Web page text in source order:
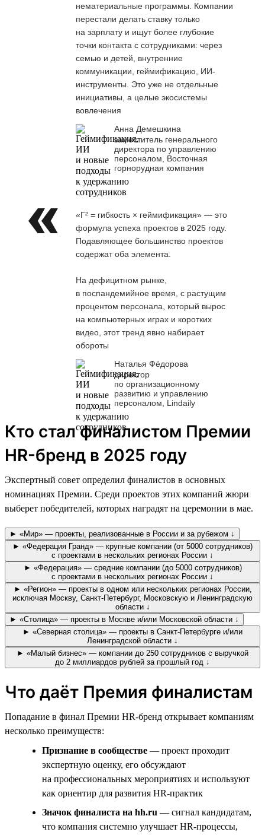
нематериальные программы. Компании
перестали делать ставку только
на зарплату и ищут более глубокие
точки контакта с сотрудниками: через
семью и детей, внутренние
коммуникации, геймификацию, ИИ-
инструменты. Это уже не отдельные
инициативы, а целые экосистемы
вовлечения
Анна Демешкина
заместитель генерального
директора по управлению
персоналом, Восточная
горнорудная компания
«Г² = гибкость × геймификация» — это
формула успеха проектов в 2025 году.
Подавляющее большинство проектов
содержат оба элемента.
На дефицитном рынке,
в поспандемийное время, с растущим
процентом персонала, который вырос
на компьютерных играх и коротких
видео, этот тренд явно набирает
обороты
Наталья Фёдорова
директор
по организационному
развитию и управлению
персоналом, Lindaily
Кто стал финалистом Премии
HR-бренд в 2025 году
Экспертный совет определил финалистов в основных
номинациях Премии. Среди проектов этих компаний жюри
выберет победителей, которых наградят на церемонии в мае.
► «Мир» — проекты, реализованные в России и за рубежом ↓
► «Федерация Гранд» — крупные компании (от 5000 сотрудников)
с проектами в нескольких регионах России ↓
► «Федерация» — средние компании (до 5000 сотрудников)
с проектами в нескольких регионах России ↓
► «Регион» — проекты в одном или нескольких регионах России,
исключая Москву, Санкт-Петербург, Московскую и Ленинградскую
области ↓
► «Столица» — проекты в Москве и/или Московской области ↓
► «Северная столица» — проекты в Санкт-Петербурге и/или
Ленинградской области ↓
► «Малый бизнес» — компании до 250 сотрудников с выручкой
до 2 миллиардов рублей за прошлый год ↓
Что даёт Премия финалистам
Попадание в финал Премии HR-бренд открывает компаниям
несколько преимуществ:
Признание в сообществе — проект проходит
экспертную оценку, его обсуждают
на профессиональных мероприятиях и используют
как ориентир для развития HR-практик
Значок финалиста на hh.ru — сигнал кандидатам,
что компания системно улучшает HR-процессы,